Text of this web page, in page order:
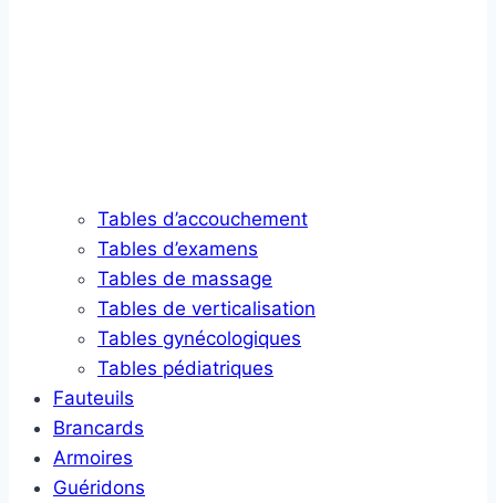
Tables d’accouchement
Tables d’examens
Tables de massage
Tables de verticalisation
Tables gynécologiques
Tables pédiatriques
Fauteuils
Brancards
Armoires
Guéridons